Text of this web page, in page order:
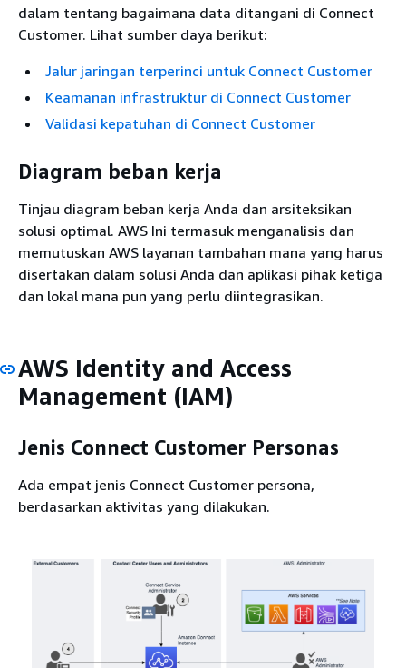
dalam tentang bagaimana data ditangani di Connect
Customer. Lihat sumber daya berikut:
Jalur jaringan terperinci untuk Connect Customer
Keamanan infrastruktur di Connect Customer
Validasi kepatuhan di Connect Customer
Diagram beban kerja
Tinjau diagram beban kerja Anda dan arsiteksikan
solusi optimal. AWS Ini termasuk menganalisis dan
memutuskan AWS layanan tambahan mana yang harus
disertakan dalam solusi Anda dan aplikasi pihak ketiga
dan lokal mana pun yang perlu diintegrasikan.
AWS Identity and Access
Management (IAM)
Jenis Connect Customer Personas
Ada empat jenis Connect Customer persona,
berdasarkan aktivitas yang dilakukan.